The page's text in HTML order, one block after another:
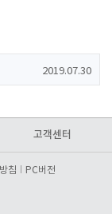
2019.07.30
고객센터
침 PC버전